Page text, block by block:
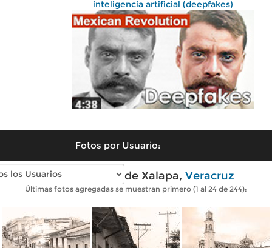
inteligencia artificial (deepfakes)
Fotos por Usuario:
Fotos antiguas de Xalapa, Veracruz
Últimas fotos agregadas se muestran primero (1 al 24 de 244):